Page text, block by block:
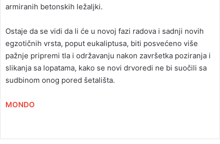
armiranih betonskih ležaljki.
Ostaje da se vidi da li će u novoj fazi radova i sadnji novih
egzotičnih vrsta, poput eukaliptusa, biti posvećeno više
pažnje pripremi tla i održavanju nakon završetka poziranja i
slikanja sa lopatama, kako se novi drvoredi ne bi suočili sa
sudbinom onog pored šetališta.
MONDO